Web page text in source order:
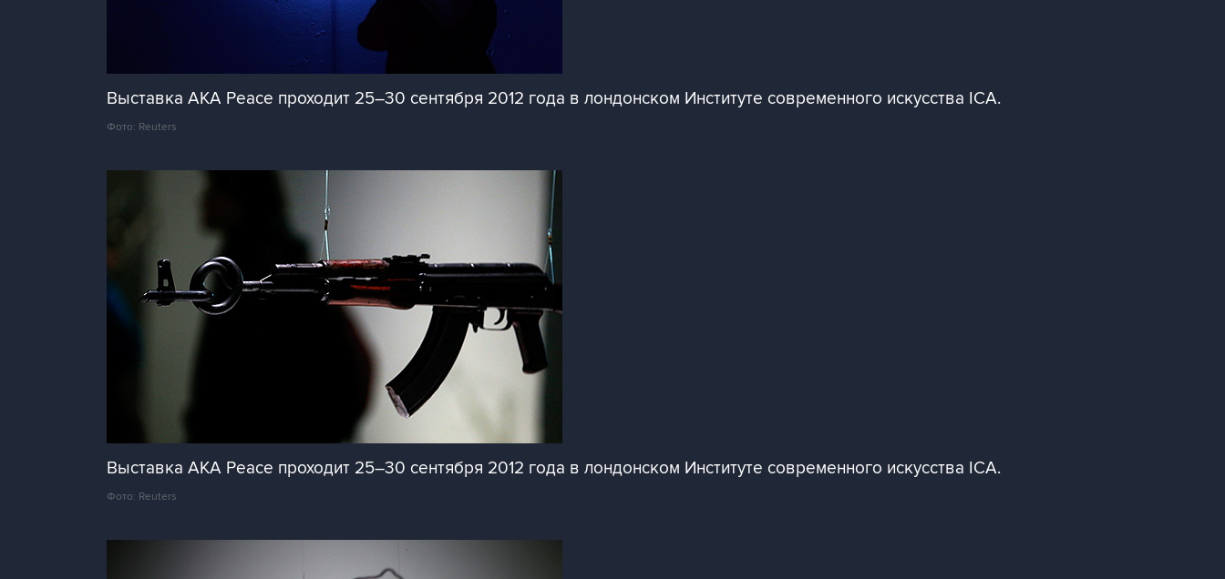
Выставка AKA Peace проходит 25–30 сентября 2012 года в лондонском Институте современного искусства ICA.
Фото: Reuters
Выставка AKA Peace проходит 25–30 сентября 2012 года в лондонском Институте современного искусства ICA.
Фото: Reuters